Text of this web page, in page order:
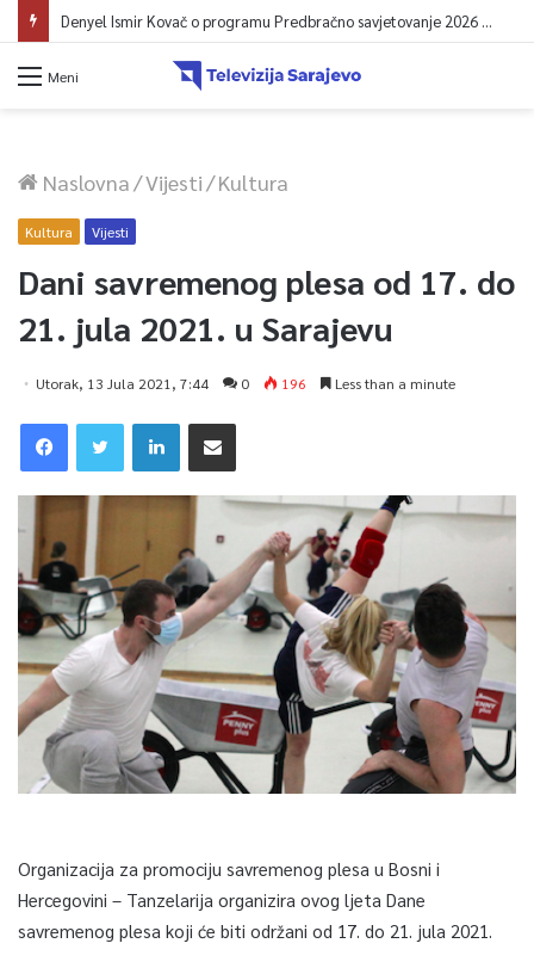
Denyel Ismir Kovač o programu Predbračno savjetovanje 2026 (video)
Meni
Naslovna/Vijesti/Kultura
Kultura Vijesti
Dani savremenog plesa od 17. do
21. jula 2021. u Sarajevu
Utorak, 13 Jula 2021, 7:44 0 196 Less than a minute
Organizacija za promociju savremenog plesa u Bosni i
Hercegovini – Tanzelarija organizira ovog ljeta Dane
savremenog plesa koji će biti održani od 17. do 21. jula 2021.